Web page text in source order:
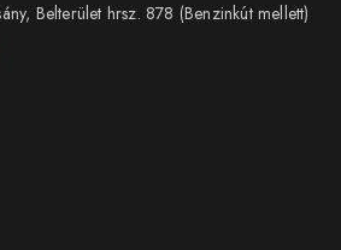
Belterület hrsz. 878 (Benzinkút mellett)